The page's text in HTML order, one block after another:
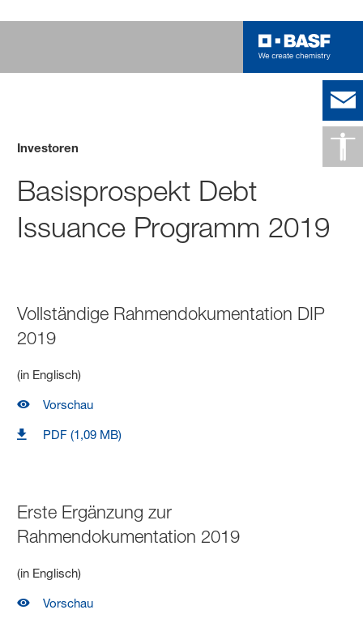
Investoren
Basisprospekt Debt
Issuance Programm 2019
Vollständige Rahmendokumentation DIP
2019
(in Englisch)
Vorschau
PDF (1,09 MB)
Erste Ergänzung zur
Rahmendokumentation 2019
(in Englisch)
Vorschau